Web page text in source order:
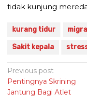
tidak kunjung
kurang tidur
Sakit kepala
Post
navigation
Previous post
Pentingnya Skrining
Jantung Bagi Atlet